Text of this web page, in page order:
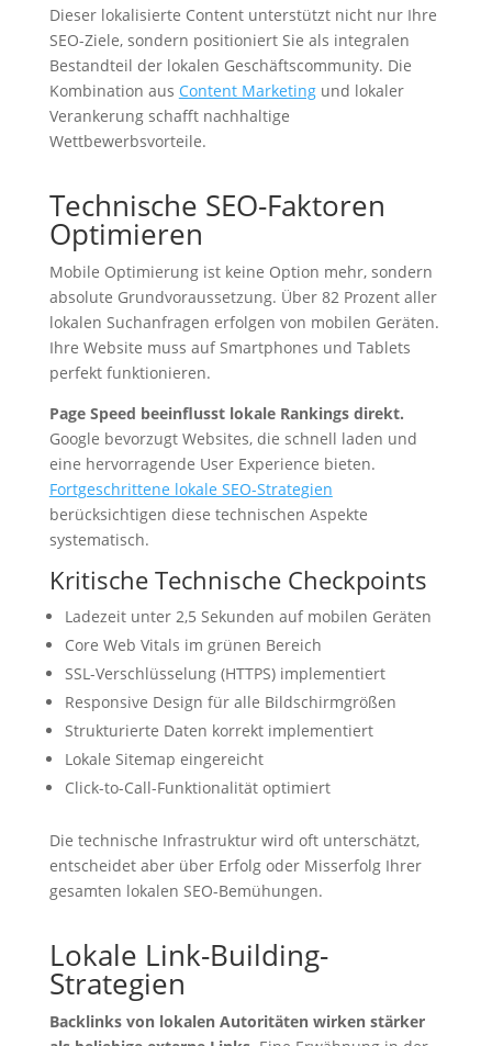
Dieser lokalisierte Content unterstützt nicht nur Ihre
SEO-Ziele, sondern positioniert Sie als integralen
Bestandteil der lokalen Geschäftscommunity. Die
Kombination aus Content Marketingund lokaler
Verankerung schafft nachhaltige
Wettbewerbsvorteile.
Technische SEO-Faktoren
Optimieren
Mobile Optimierung ist keine Option mehr, sondern
absolute Grundvoraussetzung. Über 82 Prozent aller
lokalen Suchanfragen erfolgen von mobilen Geräten.
Ihre Website muss auf Smartphones und Tablets
perfekt funktionieren.
Page Speed beeinflusst lokale Rankings direkt.
Google bevorzugt Websites, die schnell laden und
eine hervorragende User Experience bieten.
Fortgeschrittene lokale SEO-Strategien
berücksichtigen diese technischen Aspekte
systematisch.
Kritische Technische Checkpoints
Ladezeit unter 2,5 Sekunden auf mobilen Geräten
Core Web Vitals im grünen Bereich
SSL-Verschlüsselung (HTTPS) implementiert
Responsive Design für alle Bildschirmgrößen
Strukturierte Daten korrekt implementiert
Lokale Sitemap eingereicht
Click-to-Call-Funktionalität optimiert
Die technische Infrastruktur wird oft unterschätzt,
entscheidet aber über Erfolg oder Misserfolg Ihrer
gesamten lokalen SEO-Bemühungen.
Lokale Link-Building-
Strategien
Backlinks von lokalen Autoritäten wirken stärker